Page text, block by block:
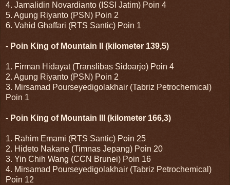
4. Jamalidin Novardianto (ISSI Jatim) Poin 4
5. Agung Riyanto (PSN) Poin 2
6. Vahid Ghaffari (RTS Santic) Poin 1
- Poin King of Mountain II (kilometer 139,5)
1. Firman Hidayat (Translibas Sidoarjo) Poin 4
2. Agung Riyanto (PSN) Poin 2
3. Mirsamad Pourseyedigolakhair (Tabriz Petrochemical)
Poin 1
- Poin King of Mountain III (kilometer 166,3)
1. Rahim Emami (RTS Santic) Poin 25
2. Hideto Nakane (Timnas Jepang) Poin 20
3. Yin Chih Wang (CCN Brunei) Poin 16
4. Mirsamad Pourseyedigolakhair (Tabriz Petrochemical)
Poin 12